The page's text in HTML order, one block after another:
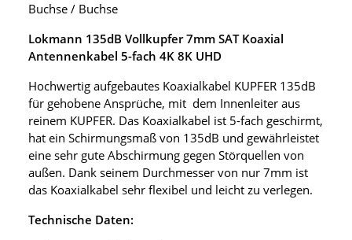
Buchse / Buchse
Lokmann 135dB Vollkupfer 7mm SAT Koaxial
Antennenkabel 5-fach 4K 8K UHD
Hochwertig aufgebautes Koaxialkabel KUPFER 135dB
für gehobene Ansprüche, mit dem Innenleiter aus
reinem KUPFER. Das Koaxialkabel ist 5-fach geschirmt,
hat ein Schirmungsmaß von 135dB und gewährleistet
eine sehr gute Abschirmung gegen Störquellen von
außen. Dank seinem Durchmesser von nur 7mm ist
das Koaxialkabel sehr flexibel und leicht zu verlegen.
Technische Daten: